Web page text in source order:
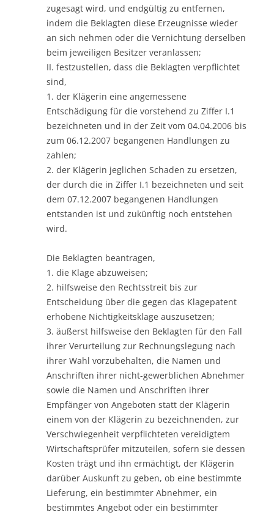
zugesagt wird, und endgültig zu entfernen,
indem die Beklagten diese Erzeugnisse wieder
an sich nehmen oder die Vernichtung derselben
beim jeweiligen Besitzer veranlassen;
II. festzustellen, dass die Beklagten verpflichtet
sind,
1. der Klägerin eine angemessene
Entschädigung für die vorstehend zu Ziffer I.1
bezeichneten und in der Zeit vom 04.04.2006 bis
zum 06.12.2007 begangenen Handlungen zu
zahlen;
2. der Klägerin jeglichen Schaden zu ersetzen,
der durch die in Ziffer I.1 bezeichneten und seit
dem 07.12.2007 begangenen Handlungen
entstanden ist und zukünftig noch entstehen
wird.
Die Beklagten beantragen,
1. die Klage abzuweisen;
2. hilfsweise den Rechtsstreit bis zur
Entscheidung über die gegen das Klagepatent
erhobene Nichtigkeitsklage auszusetzen;
3. äußerst hilfsweise den Beklagten für den Fall
ihrer Verurteilung zur Rechnungslegung nach
ihrer Wahl vorzubehalten, die Namen und
Anschriften ihrer nicht-gewerblichen Abnehmer
sowie die Namen und Anschriften ihrer
Empfänger von Angeboten statt der Klägerin
einem von der Klägerin zu bezeichnenden, zur
Verschwiegenheit verpflichteten vereidigtem
Wirtschaftsprüfer mitzuteilen, sofern sie dessen
Kosten trägt und ihn ermächtigt, der Klägerin
darüber Auskunft zu geben, ob eine bestimmte
Lieferung, ein bestimmter Abnehmer, ein
bestimmtes Angebot oder ein bestimmter